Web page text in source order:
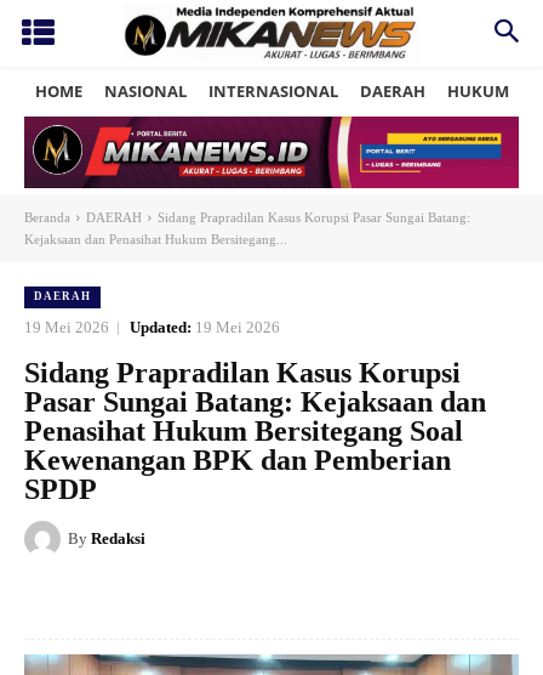
HOME NASIONAL INTERNASIONAL DAERAH HUKUM
Beranda DAERAH
Sidang Prapradilan Kasus Korupsi Pasar Sungai Batang:
Kejaksaan dan Penasihat Hukum Bersitegang...
DAERAH
19 Mei 2026 Updated: 19 Mei 2026
Sidang Prapradilan Kasus Korupsi
Pasar Sungai Batang: Kejaksaan dan
Penasihat Hukum Bersitegang Soal
Kewenangan BPK dan Pemberian
SPDP
By Redaksi